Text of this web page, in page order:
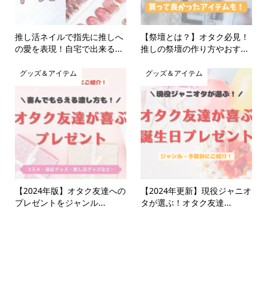
推し活ネイルで指先に推しへ
の愛を表現！自宅で出来る...
【祭壇とは？】オタク必見！
推しの祭壇の作り方やおす...
グッズ＆アイテム
【2024年版】オタク友達への
プレゼントをジャンル...
グッズ＆アイテム
【2024年更新】現役ジャニオ
タが選ぶ！オタク友達...